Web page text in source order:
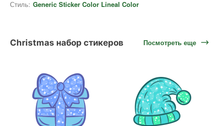
Стиль: Generic Sticker Color Lineal Color
Christmas набор стикеров Посмотреть еще